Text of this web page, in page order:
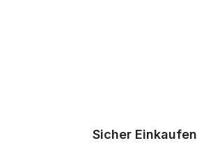
Sicher Einkaufen